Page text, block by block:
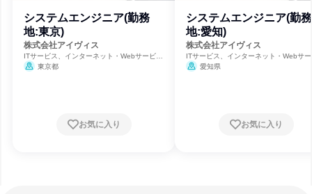
システムエンジニア(勤務
地:東京)
株式会社アイヴィス
ITサービス、インターネット・Webサービ
ス、ソフトウェア開発
東京都
お気に入り
システムエンジニア(勤務
地:愛知)
株式会社アイヴィス
ITサービス、インターネット・Webサ
ス、ソフトウェア開発
愛知県
お気に入り